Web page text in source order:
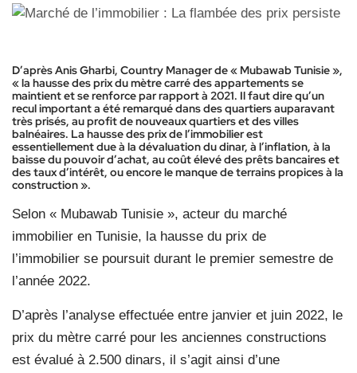
D’après Anis Gharbi, Country Manager de « Mubawab Tunisie »,
« la hausse des prix du mètre carré des appartements se
maintient et se renforce par rapport à 2021. Il faut dire qu’un
recul important a été remarqué dans des quartiers auparavant
très prisés, au profit de nouveaux quartiers et des villes
balnéaires. La hausse des prix de l’immobilier est
essentiellement due à la dévaluation du dinar, à l’inflation, à la
baisse du pouvoir d’achat, au coût élevé des prêts bancaires et
des taux d’intérêt, ou encore le manque de terrains propices à la
construction ».
Selon « Mubawab Tunisie », acteur du marché
immobilier en Tunisie, la hausse du prix de
l’immobilier se poursuit durant le premier semestre de
l’année 2022.
D’après l’analyse effectuée entre janvier et juin 2022, le
prix du mètre carré pour les anciennes constructions
est évalué à 2.500 dinars, il s’agit ainsi d’une